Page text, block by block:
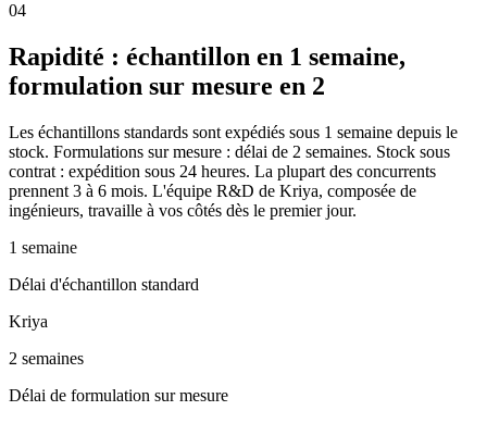
04
Rapidité : échantillon en 1 semaine,
formulation sur mesure en 2
Les échantillons standards sont expédiés sous 1 semaine depuis le
stock. Formulations sur mesure : délai de 2 semaines. Stock sous
contrat : expédition sous 24 heures. La plupart des concurrents
prennent 3 à 6 mois. L'équipe R&D de Kriya, composée de
ingénieurs, travaille à vos côtés dès le premier jour.
1 semaine
Délai d'échantillon standard
Kriya
2 semaines
Délai de formulation sur mesure